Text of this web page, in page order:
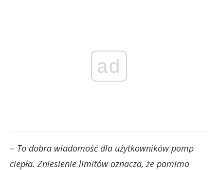
ad
– To dobra wiadomość dla użytkowników pomp
ciepła. Zniesienie limitów oznacza, że pomimo